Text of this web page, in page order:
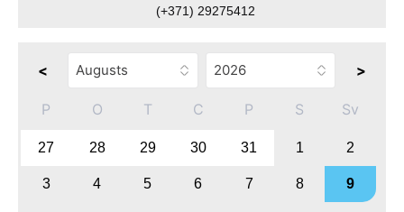
(+371) 29275412
< >
P O T C P S Sv
27 28 29 30 31 1 2
3 4 5 6 7 8 9